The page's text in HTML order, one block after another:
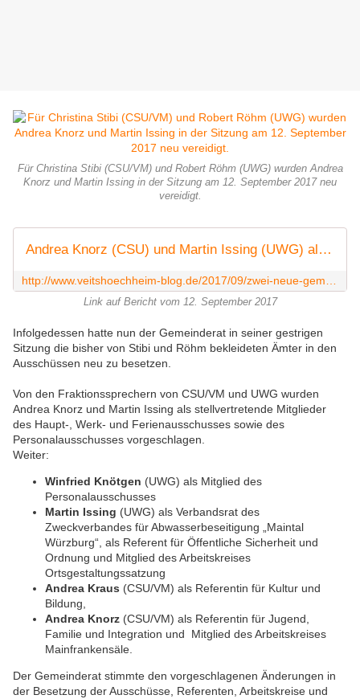
Für Christina Stibi (CSU/VM) und Robert Röhm (UWG) wurden Andrea
Knorz und Martin Issing in der Sitzung am 12. September 2017 neu
vereidigt.
Andrea Knorz (CSU) und Martin Issing (UWG) als neue Gemeinderatsmitglieder vereidigt - Veitshöchheim News
Link auf Bericht vom 12. September 2017
Infolgedessen hatte nun der Gemeinderat in seiner gestrigen
Sitzung die bisher von Stibi und Röhm bekleideten Ämter in den
Ausschüssen neu zu besetzen.
Von den Fraktionssprechern von CSU/VM und UWG wurden
Andrea Knorz und Martin Issing als stellvertretende Mitglieder
des Haupt-, Werk- und Ferienausschusses sowie des
Personalausschusses vorgeschlagen.
Weiter:
Winfried Knötgen (UWG) als Mitglied des
Personalausschusses
Martin Issing (UWG) als Verbandsrat des
Zweckverbandes für Abwasserbeseitigung „Maintal
Würzburg“, als Referent für Öffentliche Sicherheit und
Ordnung und Mitglied des Arbeitskreises
Ortsgestaltungssatzung
Andrea Kraus (CSU/VM) als Referentin für Kultur und
Bildung,
Andrea Knorz (CSU/VM) als Referentin für Jugend,
Familie und Integration und Mitglied des Arbeitskreises
Mainfrankensäle.
Der Gemeinderat stimmte den vorgeschlagenen Änderungen in
der Besetzung der Ausschüsse, Referenten, Arbeitskreise und